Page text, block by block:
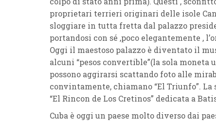
proprietari terrieri originari delle isole
sloggiare in tutta fretta dal palazzo
portandosi con sé ,poco elegantemente ,
Oggi il maestoso palazzo è diventato il
alcuni “pesos convertible”(la sola moneta
possono aggirarsi scattando foto alle
convintamente, chiamano “El Triunfo”.
“El Rincon de Los Cretinos” dedicata a
Cuba è oggi un paese molto diverso dai